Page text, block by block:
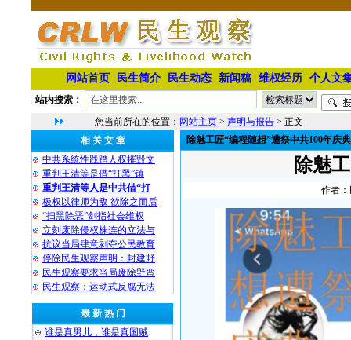
网站首页 民生简介 民生动态 新闻稿 维权经历 个人文
站内搜索：
您当前所在的位置： 网站主页 > 声明与报告 > 正文
相 关 文 章
中共系统性践踏人权摧毁文
重判王清等是借“打黑”镇
重判王清等人是中共借“打
极权以律师为敌 欲除之而后
“扫黑除恶”剑指社会维权
立刻废除侵权株连的立法与
抗议当局肆意剥夺公民教育
停除民生观察声明：封建野
民生观察要求当局废除野蛮
民生观察：运动式反腐无法
最 新 热 门
谁是真男儿，谁是真国贼
除魅工匠“编程随想”遭祭中共100年庆典
除魅
作者：